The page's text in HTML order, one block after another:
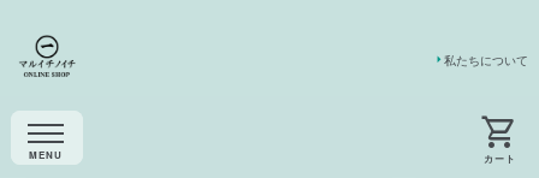
私たちについて